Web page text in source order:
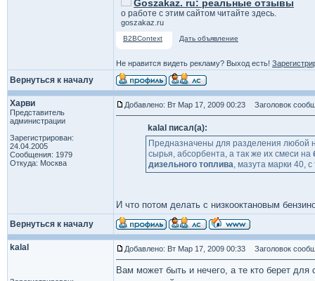
Goszakaz. ru: реальные отзывы
о работе с этим сайтом читайте здесь.
goszakaz.ru
B2BContext Дать объявление
Не нравится видеть рекламу? Выход есть!
Вернуться к началу
Харви
Представитель
администрации
Зарегистрирован:
24.04.2005
Сообщения: 1979
Откуда: Москва
Добавлено: Вт Мар 17, 2009 00:23 Заголовок
kalal писал(а):
Предназначены для разделения любой
сырья, абсорбента, а так же их смеси на
дизельного топлива, мазута марки 40,
И что потом делать с низкооктановым
Вернуться к началу
kalal Добавлено: Вт Мар 17, 2009 00:33 Заголовок
Вам может быть и нечего, а те кто берет